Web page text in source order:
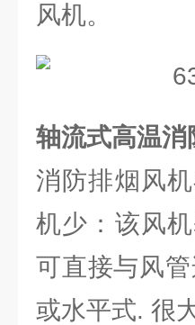
风机。
轴流式高温消
消防排烟风
机少：该风
可直接与风
或水平式. 很